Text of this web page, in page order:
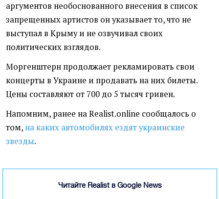
аргументов необоснованного внесения в список
запрещенных артистов он указывает то, что не
выступал в Крыму и не озвучивал своих
политических взглядов.
Моргенштерн продолжает рекламировать свои
концерты в Украине и продавать на них билеты.
Цены составляют от 700 до 5 тысяч гривен.
Напомним, ранее на Realist.online сообщалось о
том, на каких автомобилях ездят украинские
звезды.
Читайте Realist в Google News